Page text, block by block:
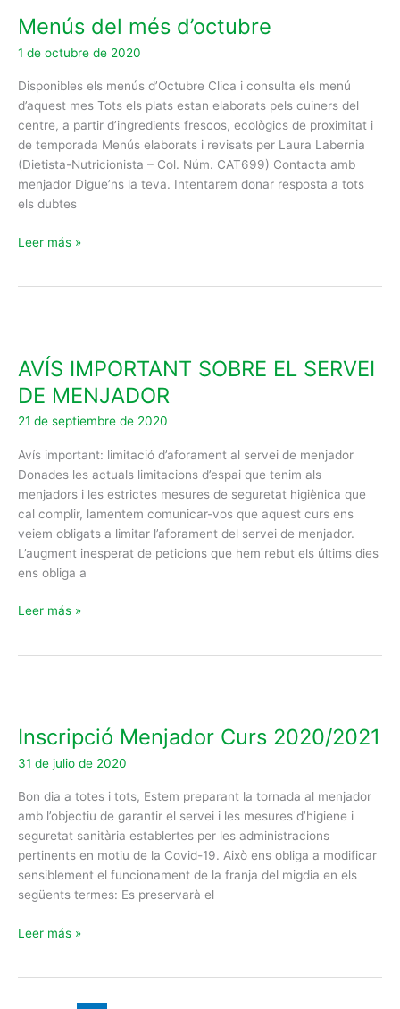
Menús del més d’octubre
1 de octubre de 2020
Disponibles els menús d’Octubre Clica i consulta els menú
d’aquest mes Tots els plats estan elaborats pels cuiners del
centre, a partir d’ingredients frescos, ecològics de proximitat i
de temporada Menús elaborats i revisats per Laura Labernia
(Dietista-Nutricionista – Col. Núm. CAT699) Contacta amb
menjador Digue’ns la teva. Intentarem donar resposta a tots
els dubtes
més
Leer más »
AVÍS IMPORTANT SOBRE EL SERVEI
DE MENJADOR
21 de septiembre de 2020
Avís important: limitació d’aforament al servei de menjador
Donades les actuals limitacions d’espai que tenim als
menjadors i les estrictes mesures de seguretat higiènica que
cal complir, lamentem comunicar-vos que aquest curs ens
veiem obligats a limitar l’aforament del servei de menjador.
L’augment inesperat de peticions que hem rebut els últims dies
ens obliga a
SOBRE
EL
SERVEI
DE
Leer más »
Inscripció Menjador Curs 2020/2021
31 de julio de 2020
Bon dia a totes i tots, Estem preparant la tornada al menjador
amb l’objectiu de garantir el servei i les mesures d’higiene i
seguretat sanitària establertes per les administracions
pertinents en motiu de la Covid-19. Això ens obliga a modificar
sensiblement el funcionament de la franja del migdia en els
següents termes: Es preservarà el
Curs
Leer más »